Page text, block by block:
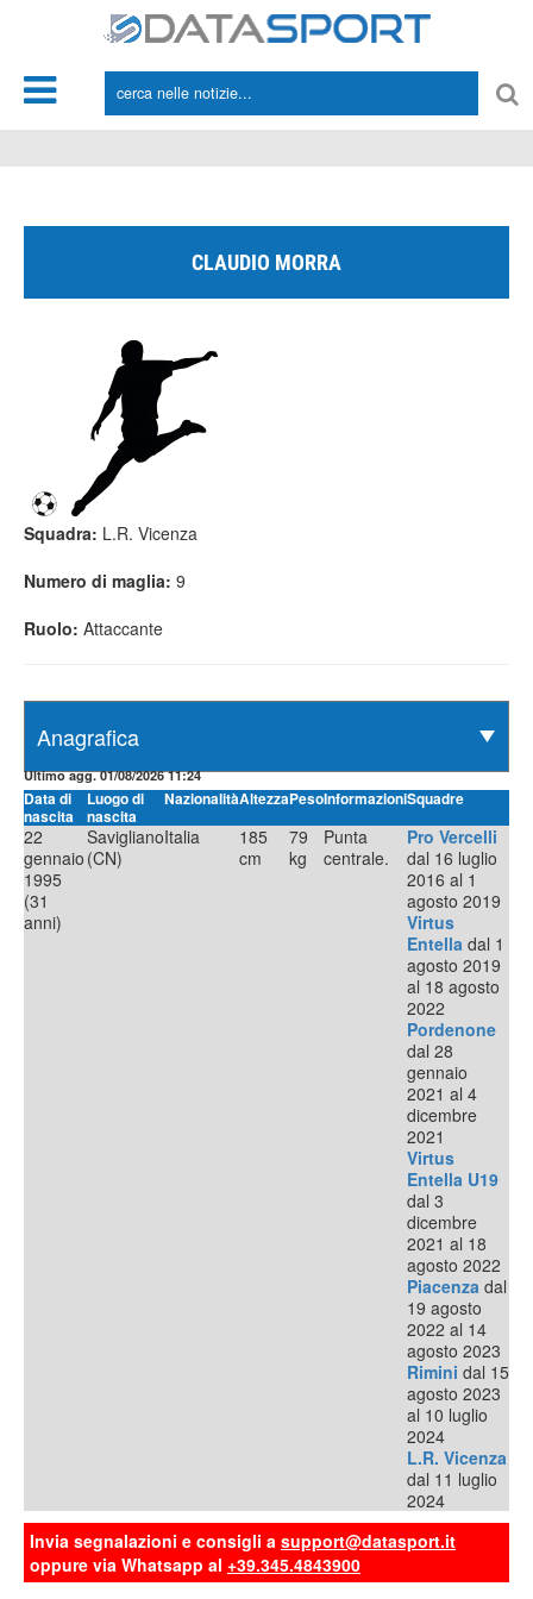
CLAUDIO MORRA
Squadra: L.R. Vicenza
Numero di maglia: 9
Ruolo: Attaccante
Ultimo agg. 01/08/2026 11:24
Data di
nascita
Luogo di
nascita
NazionalitàAltezzaPesoInformazioniSquadre
22
gennaio
1995
(31
anni)
Savigliano
(CN)
Italia
185
cm
79
kg
Punta
centrale.
Pro Vercelli
dal 16 luglio
2016 al 1
agosto 2019
Virtus
Entella dal 1
agosto 2019
al 18 agosto
2022
Pordenone
dal 28
gennaio
2021 al 4
dicembre
2021
Virtus
Entella U19
dal 3
dicembre
2021 al 18
agosto 2022
Piacenza dal
19 agosto
2022 al 14
agosto 2023
Rimini dal 15
agosto 2023
al 10 luglio
2024
L.R. Vicenza
dal 11 luglio
2024
Invia segnalazioni e consigli a support@datasport.it
oppure via Whatsapp al +39.345.4843900